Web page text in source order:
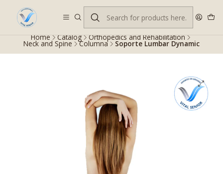
Despacho gratis en RM desde $100.000. Revisa las condiciones.
Home Catalog Orthopedics and Rehabilitation
Neck and Spine Columna Soporte Lumbar Dynamic